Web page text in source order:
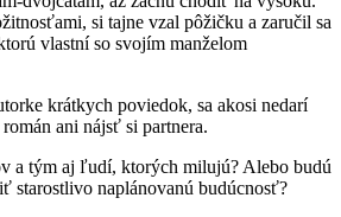
si tajne vzal pôžičku a zaručil sa
vlastní so svojím manželom
krátkych poviedok, sa akosi nedarí
ani nájsť si partnera.
a tým aj ľudí, ktorých milujú? Alebo budú
starostlivo naplánovanú budúcnosť?